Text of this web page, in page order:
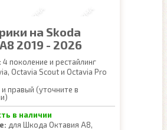
на Skoda
2019 - 2026
4 поколение и рестайлинг
Octavia Scout и Octavia Pro
правый (уточните в
в наличии
для Шкода Октавия А8,